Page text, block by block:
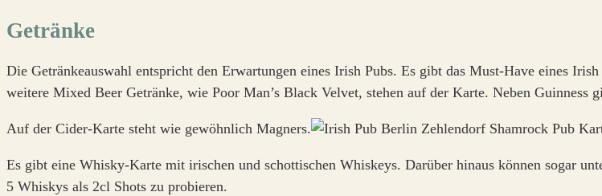
Getränke
Die Getränkeauswahl entspricht den Erwartungen eines Irish Pubs. Es gibt das Must-Have eines
weitere Mixed Beer Getränke, wie Poor Man’s Black Velvet, stehen auf der Karte. Neben Guinness
Auf der Cider-Karte steht wie gewöhnlich Magners.
Es gibt eine Whisky-Karte mit irischen und schottischen Whiskeys. Darüber hinaus können sogar
5 Whiskys als 2cl Shots zu probieren.